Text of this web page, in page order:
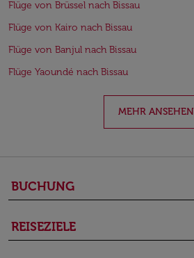
Flüge von Brüssel nach Bissau
Flüge von Kairo nach Bissau
Flüge von Banjul nach Bissau
Flüge Yaoundé nach Bissau
MEHR ANSEHEN
BUCHUNG
REISEZIELE